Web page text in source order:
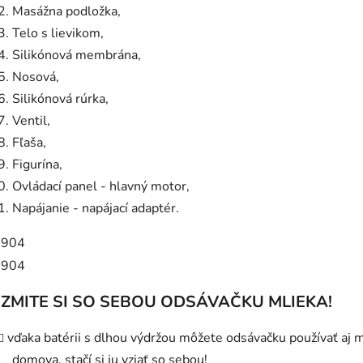
Masážna podložka,
Telo s lievikom,
Silikónová membrána,
Nosová,
Silikónová rúrka,
Ventil,
Fľaša,
Figurína,
Ovládací panel - hlavný motor,
Napájanie - napájací adaptér.
SI SO SEBOU ODSÁVAČKU MLIEKA!
vďaka batérii s dlhou výdržou môžete odsávačku používať aj